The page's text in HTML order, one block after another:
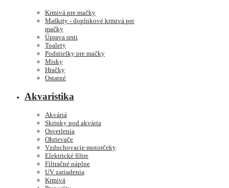
Krmivá pre mačky
Maškrty - doplnkové krmivá pre
mačky
Úprava srsti
Toalety
Podstielky pre mačky
Misky
Hračky
Ostatné
Akvaristika
Akváriá
Skrinky pod akvária
Osvetlenia
Ohrievače
Vzduchovacie motorčeky
Elektrické filtre
Filtračné náplne
UV zariadenia
Krmivá